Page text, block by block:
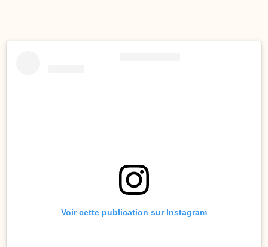
Voir cette publication sur Instagram